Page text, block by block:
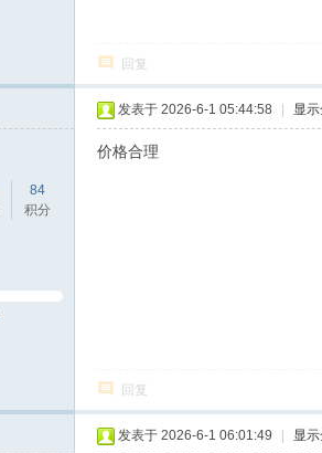
回复
84
积分
发表于 2026-6-1 05:44:58 显
价格合理
回复
发表于 2026-6-1 06:01:49 显